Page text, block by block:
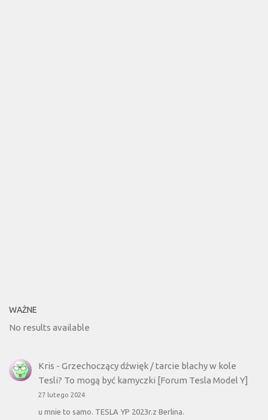
WAŻNE
No results available
Kris - Grzechoczący dźwięk / tarcie blachy w kole
Tesli? To mogą być kamyczki [Forum Tesla Model Y]
27 lutego 2024
u mnie to samo. TESLA YP 2023r.z Berlina.